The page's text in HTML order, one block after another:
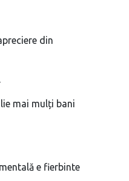
din
mai mulți bani
e fierbinte